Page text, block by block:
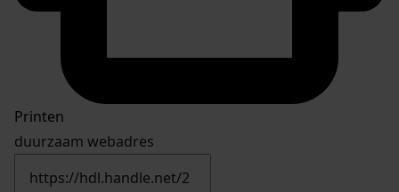
Printen
duurzaam webadres